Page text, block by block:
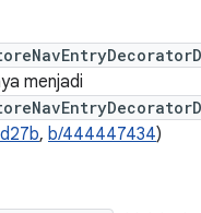
menjadi
, b/444447434)